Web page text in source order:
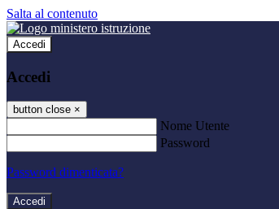
Salta al contenuto
Accedi
Accedi
button close ×
Nome Utente
Password
Password dimenticata?